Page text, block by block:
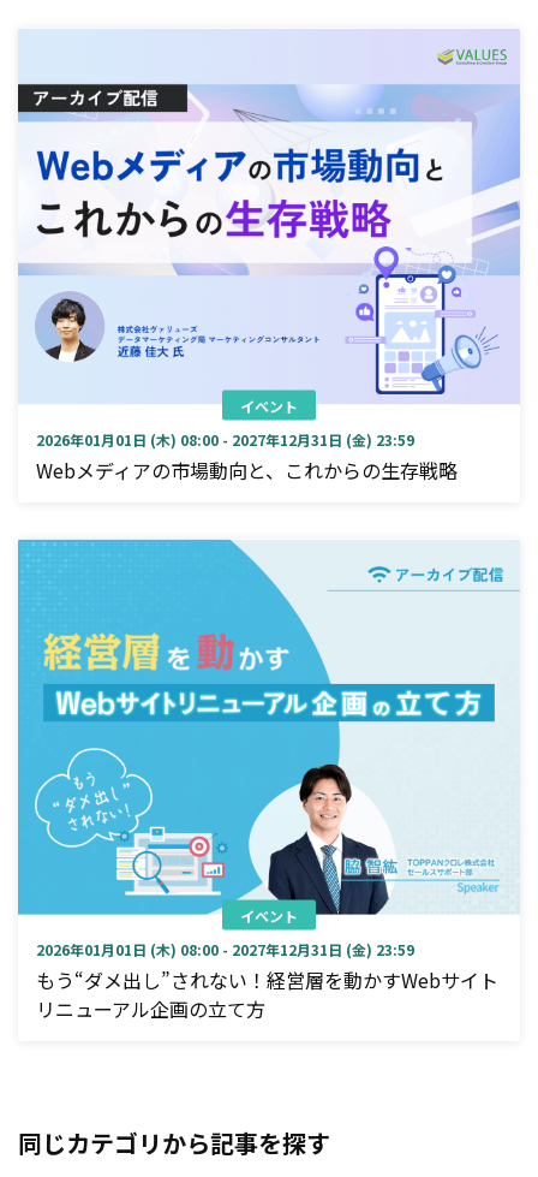
イベント
2026年01月01日 (木) 08:00 - 2027年12月31日 (金) 23:59
Webメディアの市場動向と、これからの生存戦略
イベント
2026年01月01日 (木) 08:00 - 2027年12月31日 (金) 23:59
もう“ダメ出し”されない！経営層を動かすWebサイト
リニューアル企画の立て方
同じカテゴリから記事を探す